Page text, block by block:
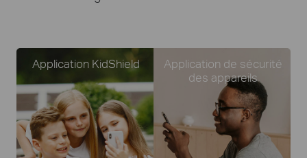
Application KidShield
Application de sécurité
des appareils